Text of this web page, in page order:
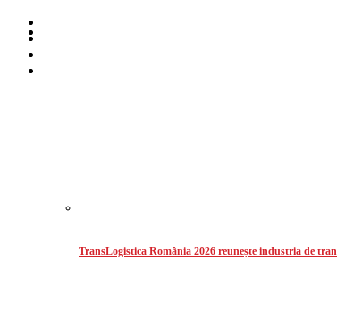
TransLogistica România 2026 reunește industria de